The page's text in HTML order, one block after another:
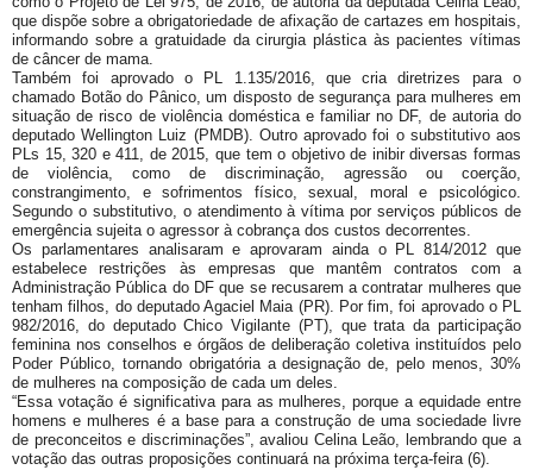
que dispõe sobre a obrigatoriedade de afixação de cartazes em hospitais,
informando sobre a gratuidade da cirurgia plástica às pacientes vítimas
de câncer de mama.
Também foi aprovado o PL 1.135/2016, que cria diretrizes para o
chamado Botão do Pânico, um disposto de segurança para mulheres em
situação de risco de violência doméstica e familiar no DF, de autoria do
deputado Wellington Luiz (PMDB). Outro aprovado foi o substitutivo aos
PLs 15, 320 e 411, de 2015, que tem o objetivo de inibir diversas formas
de violência, como de discriminação, agressão ou coerção,
constrangimento, e sofrimentos físico, sexual, moral e psicológico.
Segundo o substitutivo, o atendimento à vítima por serviços públicos de
emergência sujeita o agressor à cobrança dos custos decorrentes.
Os parlamentares analisaram e aprovaram ainda o PL 814/2012 que
estabelece restrições às empresas que mantêm contratos com a
Administração Pública do DF que se recusarem a contratar mulheres que
tenham filhos, do deputado Agaciel Maia (PR). Por fim, foi aprovado o PL
982/2016, do deputado Chico Vigilante (PT), que trata da participação
feminina nos conselhos e órgãos de deliberação coletiva instituídos pelo
Poder Público, tornando obrigatória a designação de, pelo menos, 30%
de mulheres na composição de cada um deles.
“Essa votação é significativa para as mulheres, porque a equidade entre
homens e mulheres é a base para a construção de uma sociedade livre
de preconceitos e discriminações”, avaliou Celina Leão, lembrando que a
votação das outras proposições continuará na próxima terça-feira (6).